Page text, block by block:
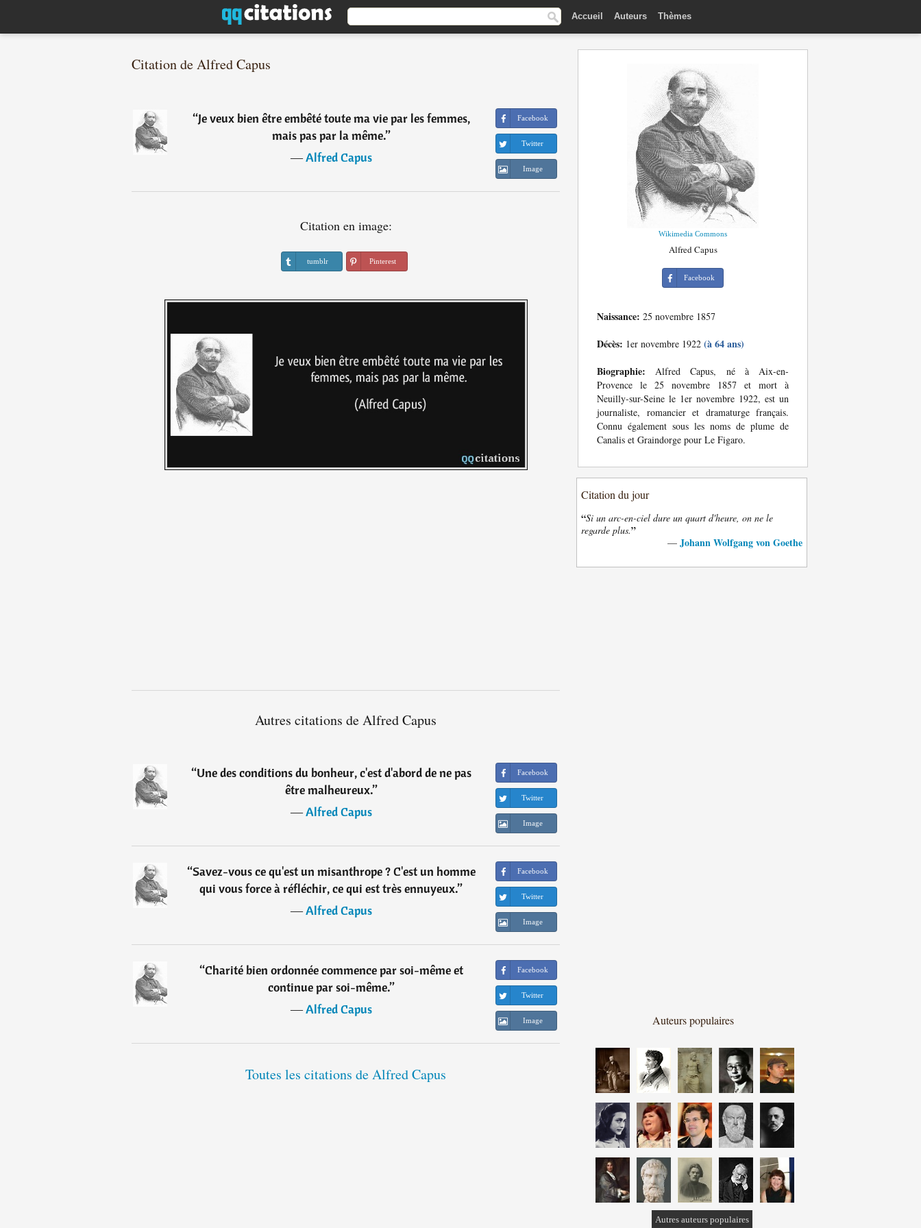
Accueil Auteurs Thèmes
Citation de Alfred Capus
“Je veux bien être embêté toute ma vie par les femmes,
mais pas par la même.”
―Alfred Capus
Facebook
Twitter
Image
Citation en image:
tumblr Pinterest
Autres citations de Alfred Capus
“Une des conditions du bonheur, c'est d'abord de ne pas
être malheureux.”
―Alfred Capus
Facebook
Twitter
Image
“Savez-vous ce qu'est un misanthrope ? C'est un homme
qui vous force à réfléchir, ce qui est très ennuyeux.”
―Alfred Capus
Facebook
Twitter
Image
“Charité bien ordonnée commence par soi-même et
continue par soi-même.”
―Alfred Capus
Facebook
Twitter
Image
Toutes les citations de Alfred Capus
Wikimedia Commons
Alfred Capus
Facebook
Naissance: 25 novembre 1857
Décès: 1er novembre 1922 (à 64 ans)
Biographie: Alfred Capus, né à Aix-en-
Provence le 25 novembre 1857 et mort à
Neuilly-sur-Seine le 1er novembre 1922, est un
journaliste, romancier et dramaturge français.
Connu également sous les noms de plume de
Canalis et Graindorge pour Le Figaro.
Citation du jour
“Si un arc-en-ciel dure un quart d'heure, on ne le
regarde plus.”
— Johann Wolfgang von Goethe
Auteurs populaires
Autres auteurs populaires